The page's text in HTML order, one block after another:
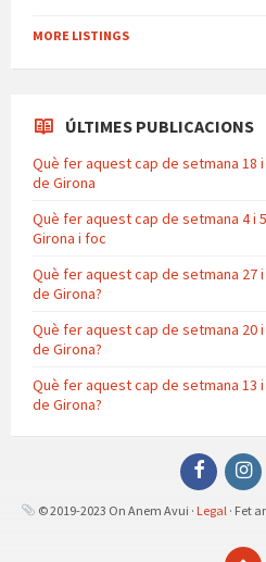
MORE LISTINGS
ÚLTIMES PUBLICACIONS
Què fer aquest cap de setmana 18
de Girona
Què fer aquest cap de setmana 4 i
Girona i foc
Què fer aquest cap de setmana 27
de Girona?
Què fer aquest cap de setmana 20
de Girona?
Què fer aquest cap de setmana 13
de Girona?
© 2019-2023 On Anem Avui · Legal · Fet